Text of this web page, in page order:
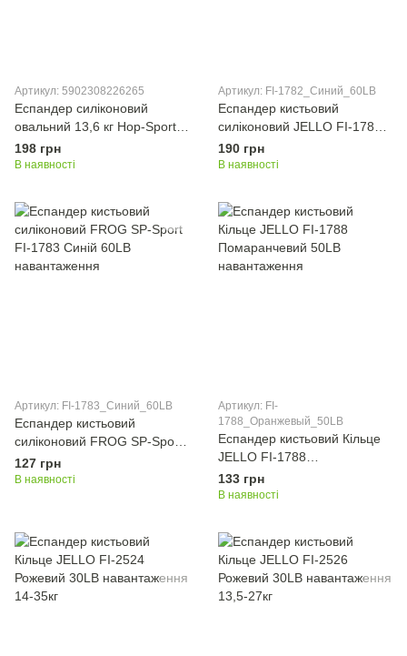
Артикул: 5902308226265
Еспандер силіконовий
овальний 13,6 кг Hop-Sport
HS-S013OG зелений
198 грн
В наявності
Артикул: FI-1782_Синий_60LB
Еспандер кистьовий
силіконовий JELLO FI-1782
Синій 60LB навантаження
190 грн
В наявності
Артикул: FI-1783_Синий_60LB
Еспандер кистьовий
силіконовий FROG SP-Sport
FI-1783 Синій 60LB
навантаження
127 грн
В наявності
Артикул: FI-
1788_Оранжевый_50LB
Еспандер кистьовий Кільце
JELLO FI-1788
Помаранчевий 50LB
навантаження
133 грн
В наявності